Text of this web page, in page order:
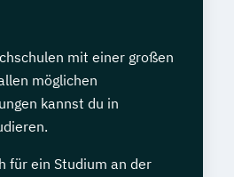
mit einer großen
möglichen
kannst du in
für ein Studium an der